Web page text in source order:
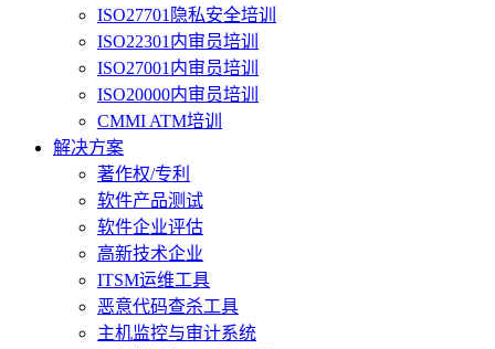
ISO27701隐私安全培训
ISO22301内审员培训
ISO27001内审员培训
ISO20000内审员培训
CMMI ATM培训
解决方案
著作权/专利
软件产品测试
软件企业评估
高新技术企业
ITSM运维工具
恶意代码查杀工具
主机监控与审计系统